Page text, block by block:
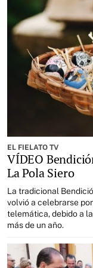
EL FIELATO TV
VÍDEO
La Pola Siero
La tradicional
volvió a celebrarse
telemática, debido a
más de un año.